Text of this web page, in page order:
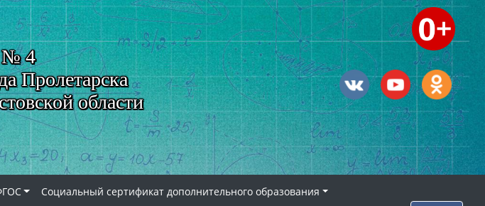
4
Пролетарска
области
Социальный сертификат дополнительного образования